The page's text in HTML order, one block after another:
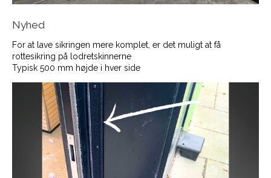
Nyhed
For at lave sikringen mere komplet, er det muligt at få
rottesikring på lodretskinnerne
Typisk 500 mm højde i hver side